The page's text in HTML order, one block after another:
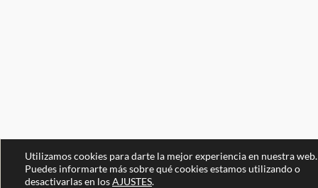
Utilizamos cookies para darte la mejor experiencia en nuestra web.
Puedes informarte más sobre qué cookies estamos utilizando o
desactivarlas en losAJUSTES.